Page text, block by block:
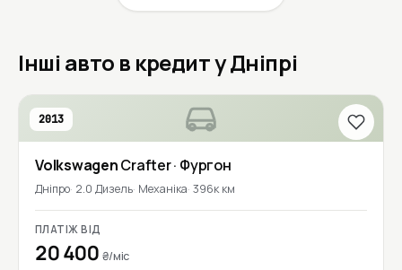
Інші авто в кредит у Дніпрі
2013
VolkswagenCrafter· Фургон
Дніпро 2.0 Дизель Механіка 396к км
ПЛАТІЖ ВІД
20 400 ₴/міс